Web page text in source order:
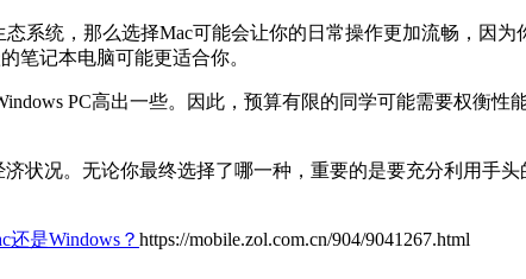
系统，那么选择Mac可能会让你的日常操作更加流畅，因为
笔记本电脑可能更适合你。
PC高出一些。因此，预算有限的同学可能需要权衡
状况。无论你最终选择了哪一种，重要的是要充分利用手
是Windows？ https://mobile.zol.com.cn/904/9041267.html